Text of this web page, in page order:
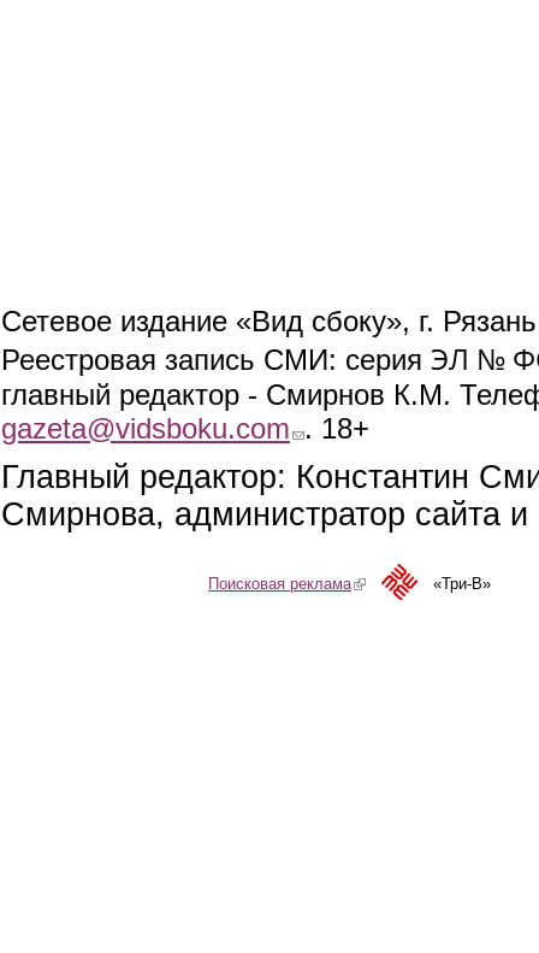
Сетевое издание «Вид сбоку», г.
Реестровая запись СМИ: серия ЭЛ №
главный редактор - Смирнов К.М.
gazeta@vidsboku.com (link sends e-mail)
. 18+
Главный редактор: Константин
Смирнова, администратор сайта
Поисковая реклама(link is external)«Три-В»